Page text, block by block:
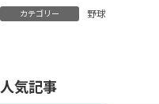
カテゴリー 野球
人気記事